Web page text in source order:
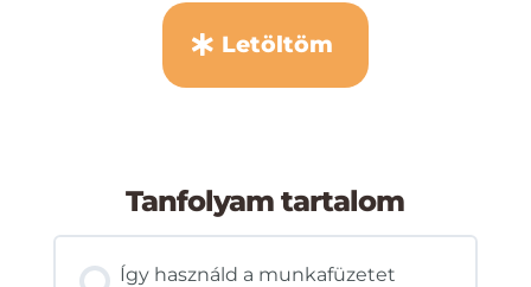
Letöltöm
Tanfolyam tartalom
Így használd a munkafüzetet